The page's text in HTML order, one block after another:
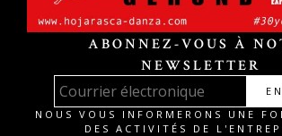
ABONNEZ-VOUS À
NEWSLETTER
NOUS VOUS INFORMERONS UNE
DES ACTIVITÉS DE